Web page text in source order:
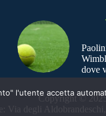
dove
Copyright ©
Via degli
l'utente accetta